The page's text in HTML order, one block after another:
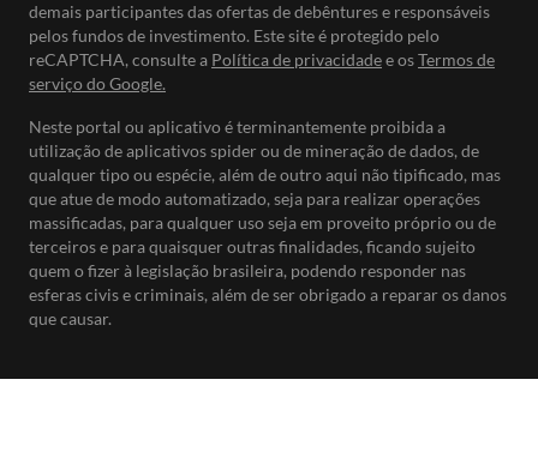
demais participantes das ofertas de debêntures e responsáveis
pelos fundos de investimento. Este site é protegido pelo
reCAPTCHA, consulte a Política de privacidadee osTermos de
serviço do Google.
Neste portal ou aplicativo é terminantemente proibida a
utilização de aplicativos spider ou de mineração de dados, de
qualquer tipo ou espécie, além de outro aqui não tipificado, mas
que atue de modo automatizado, seja para realizar operações
massificadas, para qualquer uso seja em proveito próprio ou de
terceiros e para quaisquer outras finalidades, ficando sujeito
quem o fizer à legislação brasileira, podendo responder nas
esferas civis e criminais, além de ser obrigado a reparar os danos
que causar.